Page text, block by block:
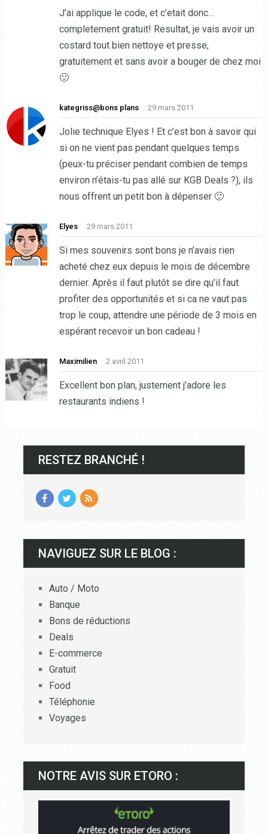
J’ai applique le code, et c’etait donc…
completement gratuit! Resultat, je vais avoir un
costard tout bien nettoye et presse,
gratuitement et sans avoir a bouger de chez moi
🙂
kategriss@bons plans 29 mars 2011
Jolie technique Elyes ! Et c’est bon à savoir qui
si on ne vient pas pendant quelques temps
(peux-tu préciser pendant combien de temps
environ n’étais-tu pas allé sur KGB Deals ?), ils
nous offrent un petit bon à dépenser 🙂
Elyes 29 mars 2011
Si mes souvenirs sont bons je n’avais rien
acheté chez eux depuis le mois de décembre
dernier. Après il faut plutôt se dire qu’il faut
profiter des opportunités et si ca ne vaut pas
trop le coup, attendre une période de 3 mois en
espérant recevoir un bon cadeau !
Maximilien 2 avril 2011
Excellent bon plan, justement j’adore les
restaurants indiens !
RESTEZ BRANCHÉ !
NAVIGUEZ SUR LE BLOG :
Auto / Moto
Banque
Bons de réductions
Deals
E-commerce
Gratuit
Food
Téléphonie
Voyages
NOTRE AVIS SUR ETORO :